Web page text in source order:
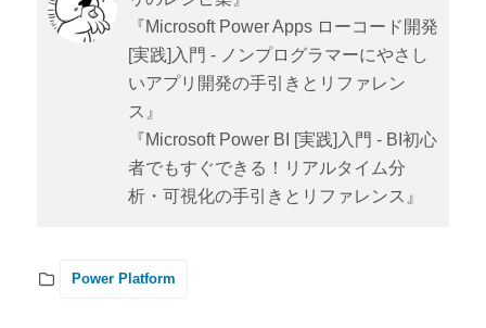
『Microsoft Power Apps ローコード開発
[実践]入門 - ノンプログラマーにやさし
いアプリ開発の手引きとリファレン
ス』
『Microsoft Power BI [実践]入門 - BI初心
者でもすぐできる！リアルタイム分
析・可視化の手引きとリファレンス』
Power Platform